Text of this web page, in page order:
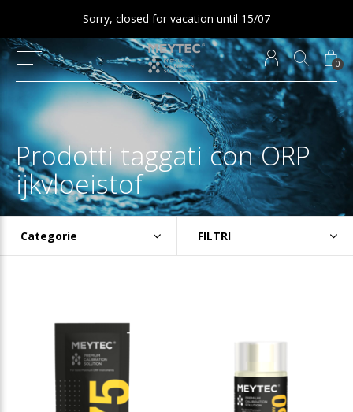
0
Sorry, closed for vacation until 15/07
Prodotti taggati con ORP
ijkvloeistof
Categorie FILTRI